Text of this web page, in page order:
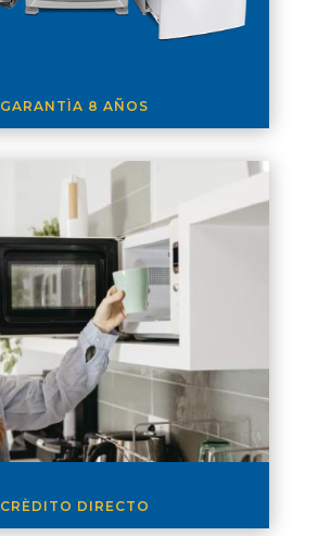
GARANTÌA 8 AÑOS
CRÈDITO DIRECTO